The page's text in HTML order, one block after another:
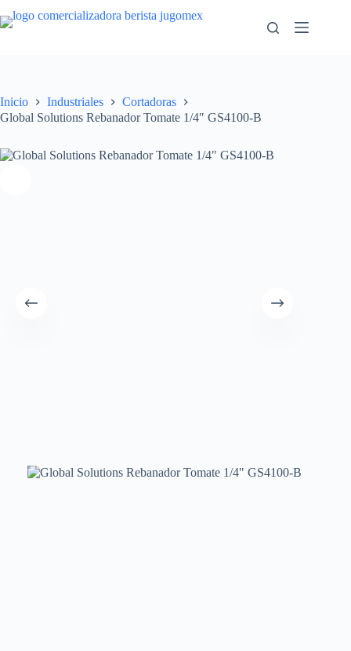
al
Inicio Industriales
Cortadoras
Global Solutions Rebanador Tomate 1/4″ GS4100-B